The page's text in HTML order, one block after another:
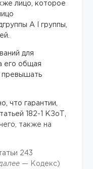
лицо, которое
А I группы,
для
его общая
что гарантии,
182-1 КЗоТ,
также на
243
— Кодекс)